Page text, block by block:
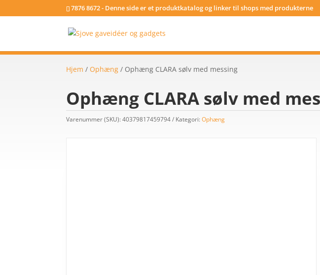
7876 8672 - Denne side er et produktkatalog og linker til shops med produkterne
Hjem / Ophæng / Ophæng CLARA sølv med messing
Ophæng CLARA sølv med
Varenummer (SKU):40379817459794 Kategori:Ophæng